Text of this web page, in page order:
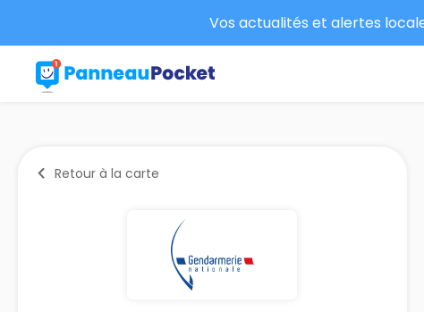
Vos actualités et alertes
Retour à la carte